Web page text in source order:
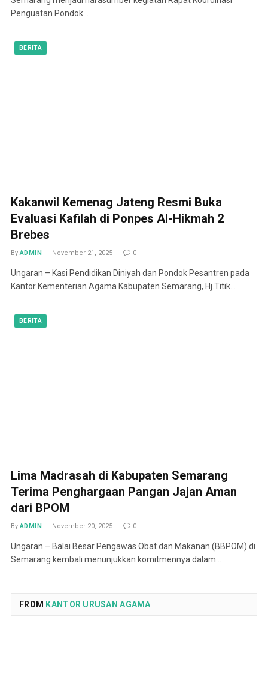
Penguatan Pondok…
BERITA
Kakanwil Kemenag Jateng Resmi Buka
Evaluasi Kafilah di Ponpes Al-Hikmah 2
Brebes
By ADMIN November 21, 2025 0
Ungaran – Kasi Pendidikan Diniyah dan Pondok Pesantren pada
Kantor Kementerian Agama Kabupaten Semarang, Hj.Titik…
BERITA
Lima Madrasah di Kabupaten Semarang
Terima Penghargaan Pangan Jajan Aman
dari BPOM
By ADMIN November 20, 2025 0
Ungaran – Balai Besar Pengawas Obat dan Makanan (BBPOM) di
Semarang kembali menunjukkan komitmennya dalam…
FROM KANTOR URUSAN AGAMA